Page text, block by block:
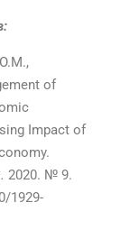
of
Impact of
2020. № 9.
1929-